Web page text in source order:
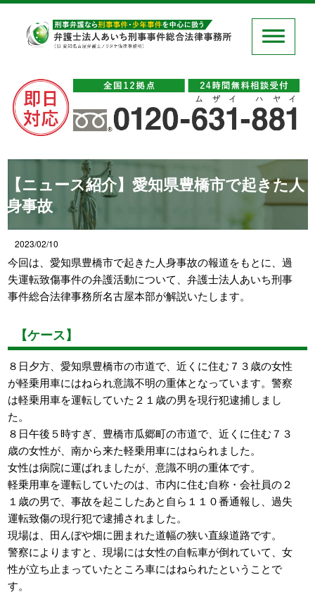
【ニュース紹介】愛知県豊橋市で起きた人
身事故
2023/02/10
今回は、愛知県豊橋市で起きた人身事故の報道をもとに、過
失運転致傷事件の弁護活動について、弁護士法人あいち刑事
事件総合法律事務所名古屋本部が解説いたします。
【ケース】
８日夕方、愛知県豊橋市の市道で、近くに住む７３歳の女性
が軽乗用車にはねられ意識不明の重体となっています。警察
は軽乗用車を運転していた２１歳の男を現行犯逮捕しまし
た。
８日午後５時すぎ、豊橋市瓜郷町の市道で、近くに住む７３
歳の女性が、南から来た軽乗用車にはねられました。
女性は病院に運ばれましたが、意識不明の重体です。
軽乗用車を運転していたのは、市内に住む自称・会社員の２
１歳の男で、事故を起こしたあと自ら１１０番通報し、過失
運転致傷の現行犯で逮捕されました。
現場は、田んぼや畑に囲まれた道幅の狭い直線道路です。
警察によりますと、現場には女性の自転車が倒れていて、女
性が立ち止まっていたところ車にはねられたということで
す。